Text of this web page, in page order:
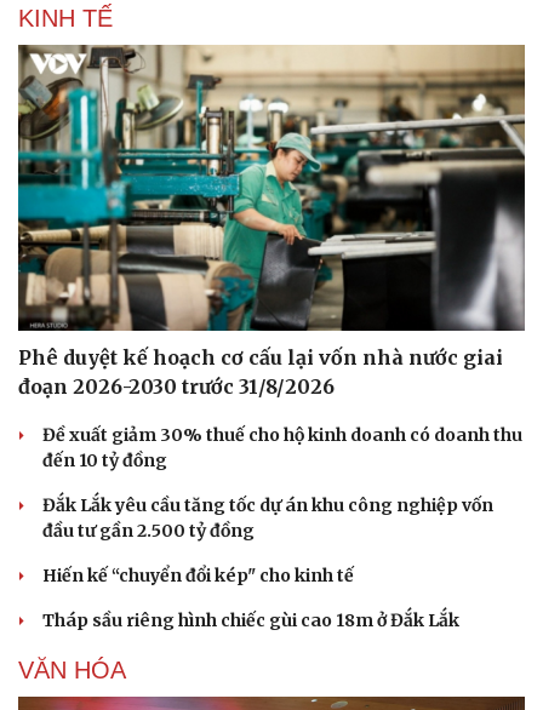
Sân khấu - Điện ảnh
Âm nhạc
Di sản
KINH TẾ
Phê duyệt kế hoạch cơ cấu lại vốn nhà nước giai
đoạn 2026-2030 trước 31/8/2026
Đề xuất giảm 30% thuế cho hộ kinh doanh có doanh thu
đến 10 tỷ đồng
Đắk Lắk yêu cầu tăng tốc dự án khu công nghiệp vốn
đầu tư gần 2.500 tỷ đồng
Hiến kế “chuyển đổi kép" cho kinh tế
Tháp sầu riêng hình chiếc gùi cao 18m ở Đắk Lắk
VĂN HÓA